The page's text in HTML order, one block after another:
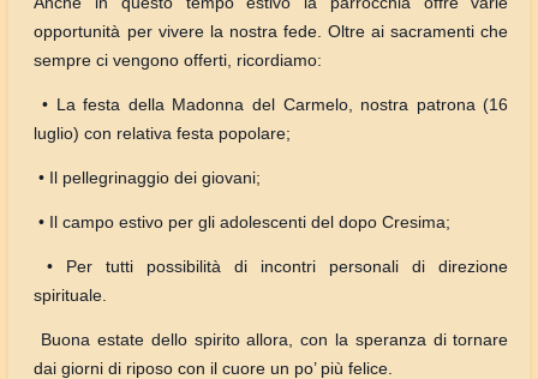
opportunità per vivere la nostra fede. Oltre ai sacramenti che
sempre ci vengono offerti, ricordiamo:
• La festa della Madonna del Carmelo, nostra patrona (16
luglio) con relativa festa popolare;
• Il pellegrinaggio dei giovani;
• Il campo estivo per gli adolescenti del dopo Cresima;
• Per tutti possibilità di incontri personali di direzione
spirituale.
Buona estate dello spirito allora, con la speranza di tornare
dai giorni di riposo con il cuore un po’ più felice.